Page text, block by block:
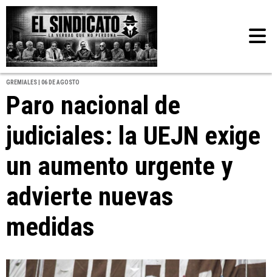
GREMIALES | 06 DE AGOSTO
Paro nacional de
judiciales: la UEJN exige
un aumento urgente y
advierte nuevas
medidas